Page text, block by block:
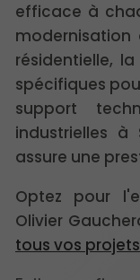
efficace à
modernisation
résidentielle,
spécifiques
support
industrielles à
assure une
Optez pour
Olivier
tous vos